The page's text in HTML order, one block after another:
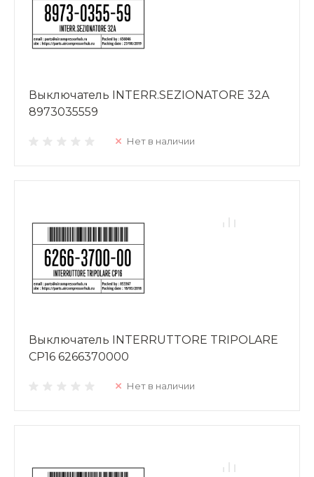
Выключатель INTERR.SEZIONATORE 32A
8973035559
Нет в наличии
Выключатель INTERRUTTORE TRIPOLARE
CP16 6266370000
Нет в наличии